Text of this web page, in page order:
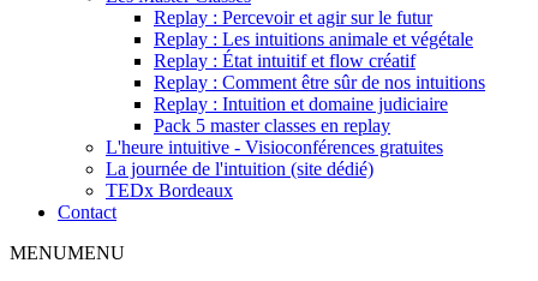
Replay : Percevoir et agir sur le futur
Replay : Les intuitions animale et végétale
Replay : État intuitif et flow créatif
Replay : Comment être sûr de nos intuitions
Replay : Intuition et domaine judiciaire
Pack 5 master classes en replay
L'heure intuitive - Visioconférences gratuites
La journée de l'intuition (site dédié)
TEDx Bordeaux
Contact
MENUMENU